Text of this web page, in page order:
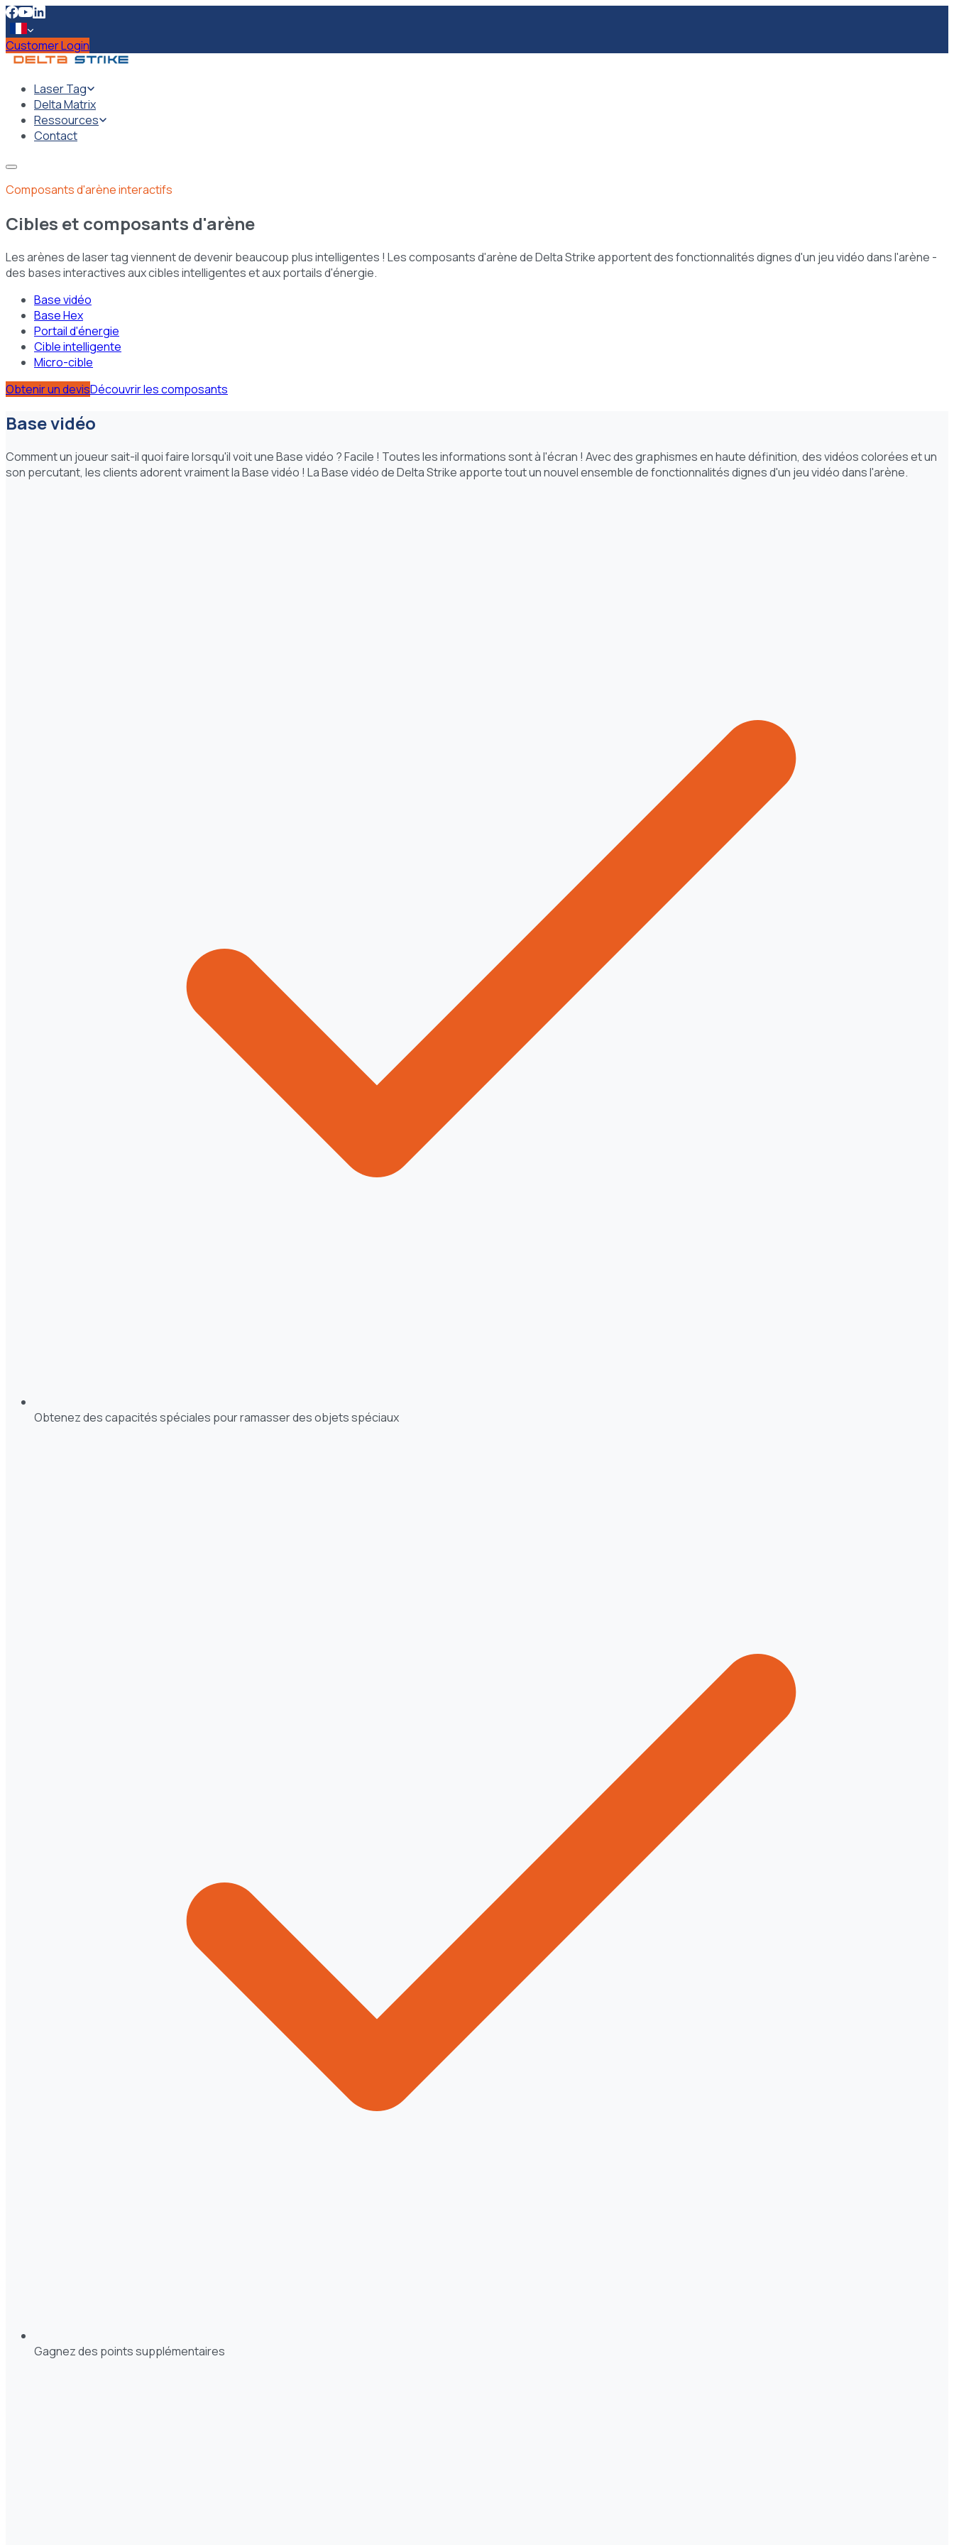
Customer Login
Laser Tag
Delta Matrix
Ressources
Contact
Composants d'arène interactifs
Cibles et composants d'arène
Les arènes de laser tag viennent de devenir beaucoup plus intelligentes ! Les composants d'arène de Delta Strike apportent des fonctionnalités dignes d'un jeu vidéo dans l'arène -
des bases interactives aux cibles intelligentes et aux portails d'énergie.
Base vidéo
Base Hex
Portail d'énergie
Cible intelligente
Micro-cible
Obtenir un devisDécouvrir les composants
Base vidéo
Comment un joueur sait-il quoi faire lorsqu'il voit une Base vidéo ? Facile ! Toutes les informations sont à l'écran ! Avec des graphismes en haute définition, des vidéos colorées et un
son percutant, les clients adorent vraiment la Base vidéo ! La Base vidéo de Delta Strike apporte tout un nouvel ensemble de fonctionnalités dignes d'un jeu vidéo dans l'arène.
Obtenez des capacités spéciales pour ramasser des objets spéciaux
Gagnez des points supplémentaires